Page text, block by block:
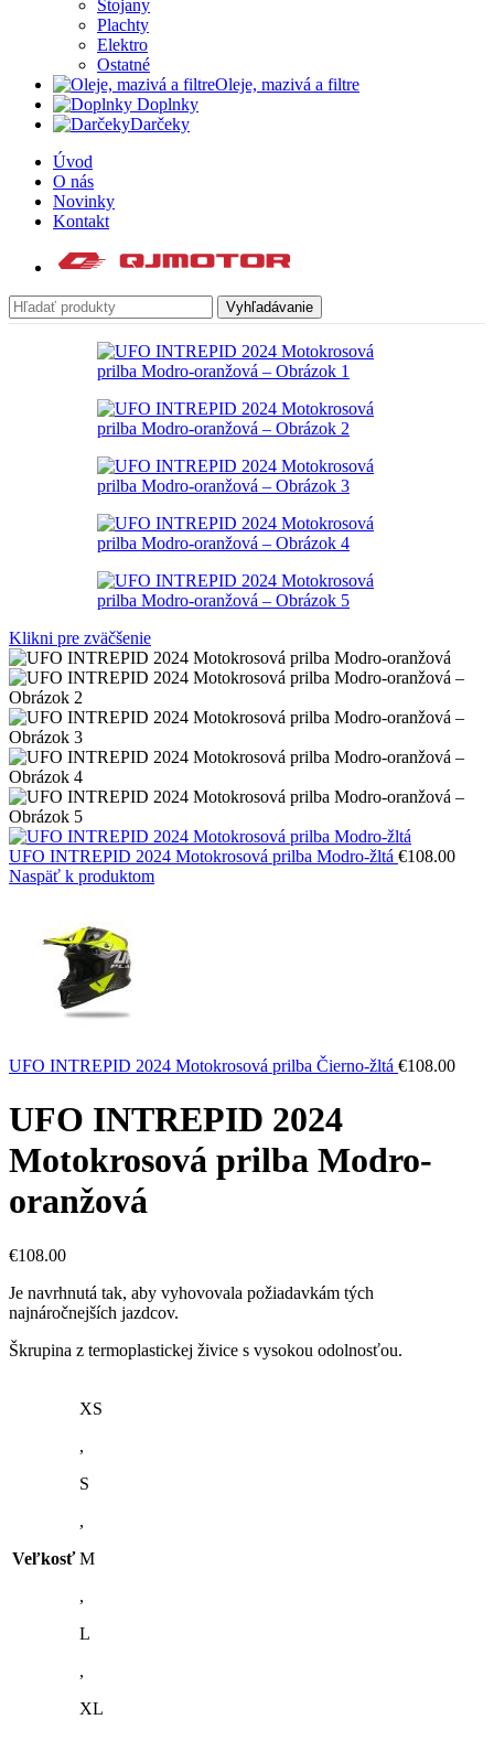
Stojany
Plachty
Elektro
Ostatné
Oleje, mazivá a filtre
Doplnky
Darčeky
Úvod
O nás
Novinky
Kontakt
Vyhľadávanie
Klikni pre zväčšenie
UFO INTREPID 2024 Motokrosová prilba Modro-žltá €108.00
Naspäť k produktom
UFO INTREPID 2024 Motokrosová prilba Čierno-žltá €108.00
UFO INTREPID 2024
Motokrosová prilba Modro-
oranžová
€108.00
Je navrhnutá tak, aby vyhovovala požiadavkám tých
najnáročnejších jazdcov.
Škrupina z termoplastickej živice s vysokou odolnosťou.
Veľkosť
XS
,
S
,
M
,
L
,
XL